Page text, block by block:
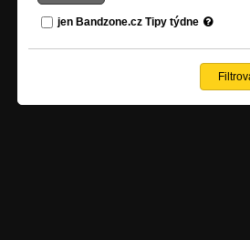
jen Bandzone.cz Tipy týdne